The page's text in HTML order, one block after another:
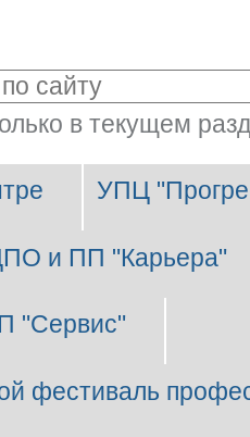
в текущем
УПЦ
и ПП "Карьера"
"Сервис"
фестиваль